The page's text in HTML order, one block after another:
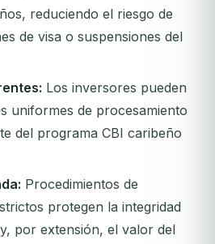
reduciendo el riesgo de
de visa o suspensiones del
Los inversores pueden
uniformes de procesamiento
del programa CBI caribeño
Procedimientos de
protegen la integridad
por extensión, el valor del